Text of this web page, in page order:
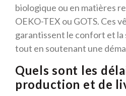
biologique ou en matières
OEKO-TEX ou GOTS. Ces
garantissent le confort et
tout en soutenant une
Quels sont les
production et de